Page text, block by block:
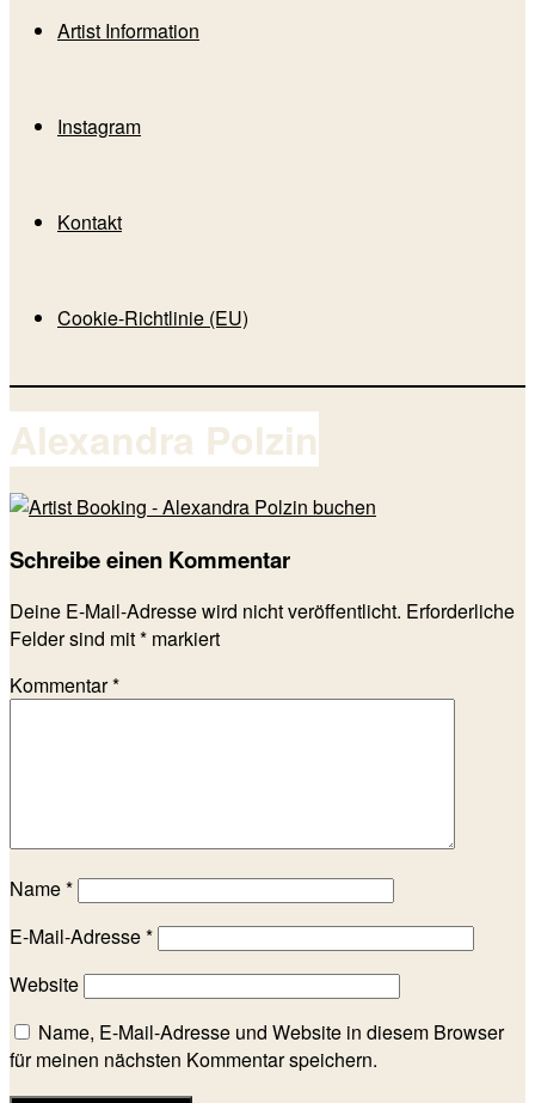
Artist Information
Instagram
Kontakt
Cookie-Richtlinie (EU)
Alexandra Polzin
Schreibe einen Kommentar
Deine E-Mail-Adresse wird nicht veröffentlicht. Erforderliche
Felder sind mit* markiert
Kommentar*
Name*
E-Mail-Adresse*
Website
Name, E-Mail-Adresse und Website in diesem Browser
für meinen nächsten Kommentar speichern.